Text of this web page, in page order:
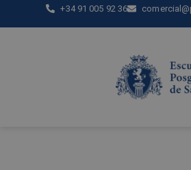
+34 91 005 92 36